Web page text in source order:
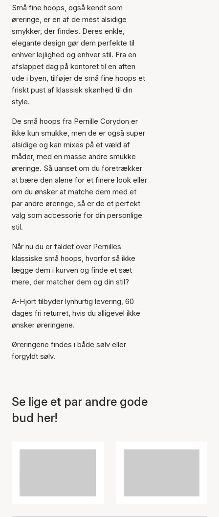
Små fine hoops, også kendt som
øreringe, er en af de mest alsidige
smykker, der findes. Deres enkle,
elegante design gør dem perfekte til
enhver lejlighed og enhver stil. Fra en
afslappet dag på kontoret til en aften
ude i byen, tilføjer de små fine hoops et
friskt pust af klassisk skønhed til din
style.
De små hoops fra Pernille Corydon er
ikke kun smukke, men de er også super
alsidige og kan mixes på et væld af
måder, med en masse andre smukke
øreringe. Så uanset om du foretrækker
at bære den alene for et finere look eller
om du ønsker at matche dem med et
par andre øreringe, så er de et perfekt
valg som accessorie for din personlige
stil.
Når nu du er faldet over Pernilles
klassiske små hoops, hvorfor så ikke
lægge dem i kurven og finde et sæt
mere, der matcher dem og din stil?
A-Hjort tilbyder lynhurtig levering, 60
dages fri returret, hvis du alligevel ikke
ønsker øreringene.
Øreringene findes i både sølv eller
forgyldt sølv.
Se lige et par andre gode
bud her!